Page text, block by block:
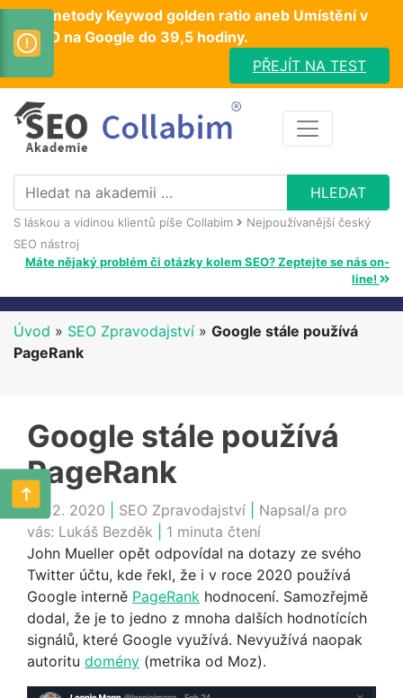
Test metody Keywod golden ratio aneb Umístění v
TOP10 na Google do 39,5 hodiny.
PŘEJÍT NA TEST
S láskou a vidinou klientů píše Collabim
Nejpoužívanější český
SEO nástroj
Máte nějaký problém či otázky kolem SEO? Zeptejte se nás on-
line!
Úvod » SEO Zpravodajství » Google stále používá
PageRank
Google stále používá
PageRank
26. 2. 2020 SEO Zpravodajství
Napsal/a pro
vás: Lukáš Bezděk
1 minuta čtení
John Mueller opět odpovídal na dotazy ze svého
Twitter účtu, kde řekl, že i v roce 2020 používá
Google interně PageRank hodnocení. Samozřejmě
dodal, že je to jedno z mnoha dalších hodnotících
signálů, které Google využívá. Nevyužívá naopak
autoritu domény (metrika od Moz).